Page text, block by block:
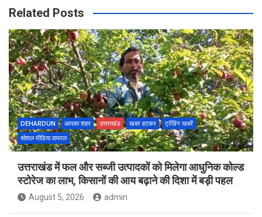
Related Posts
DEHARDUN आपका शहर उत्तराखंड खबर हटकर
ट्रेंडिंग खबरें
सोशल मीडिया वायरल
उत्तराखंड में फल और सब्जी उत्पादकों को मिलेगा आधुनिक कोल्ड
स्टोरेज का लाभ, किसानों की आय बढ़ाने की दिशा में बड़ी पहल
August 5, 2026 admin